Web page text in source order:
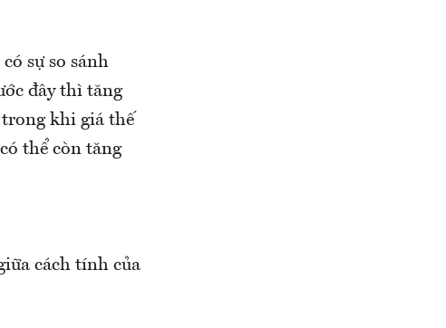
sự so sánh
đây thì tăng
trong khi giá thế
thể còn tăng
cách tính của